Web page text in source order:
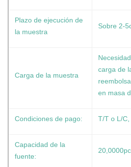
Plazo de ejecución de
la muestra
Sobre 2-
Carga de la muestra
carga de
en masa
Condiciones de pago: T/T o L/C,
Capacidad de la
fuente: